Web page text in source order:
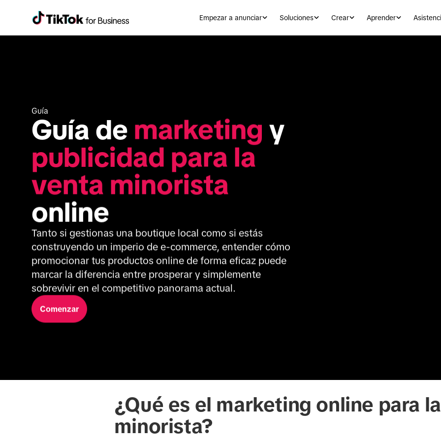
Empezar a anunciar Soluciones Crear Aprender
Guía
Guía de marketing
publicidad para la
venta minorista
online
Tanto si gestionas una boutique local como si estás
construyendo un imperio de e-commerce, entender cómo
promocionar tus productos online de forma eficaz puede
marcar la diferencia entre prosperar y simplemente
sobrevivir en el competitivo panorama actual.
Comenzar
¿Qué es el marketing online para
minorista?